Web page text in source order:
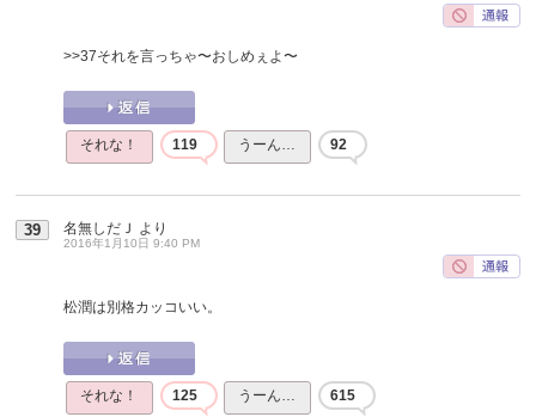
>>37それを言っちゃ〜おしめぇよ〜
それな！ 119 うーん… 92
39 名無しだＪ より
2016年1月10日 9:40 PM
松潤は別格カッコいい。
それな！ 125 うーん… 615